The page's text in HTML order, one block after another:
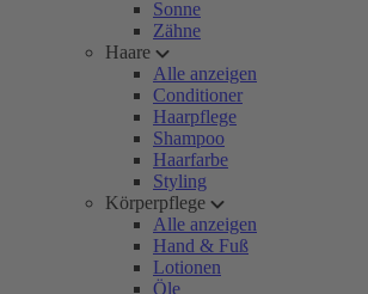
Sonne
Zähne
Haare
Alle anzeigen
Conditioner
Haarpflege
Shampoo
Haarfarbe
Styling
Körperpflege
Alle anzeigen
Hand & Fuß
Lotionen
Öle